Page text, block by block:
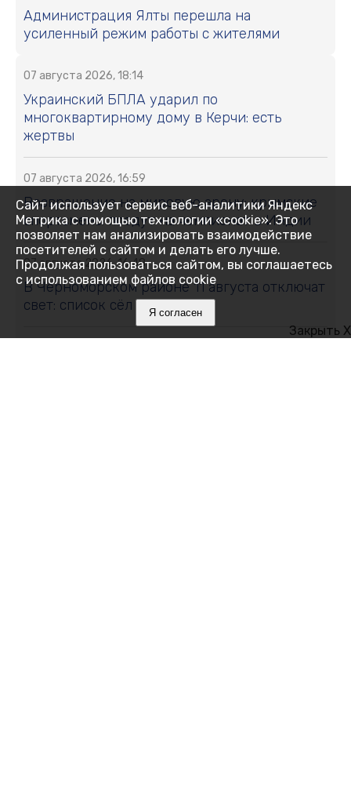
Администрация Ялты перешла на
усиленный режим работы с жителями
07 августа 2026, 18:14
Украинский БПЛА ударил по
многоквартирному дому в Керчи: есть
жертвы
07 августа 2026, 16:59
Возвращение на мировую арену: крымские
спортсмены поедут на чемпионат в Индии
07 августа 2026, 16:48
В Черноморском районе 11 августа отключат
свет: список сёл и улиц
Закрыть X
Сайт использует сервис веб-аналитики Яндекс
Метрика с помощью технологии «cookie». Это
позволяет нам анализировать взаимодействие
посетителей с сайтом и делать его лучше.
Продолжая пользоваться сайтом, вы соглашаетесь
с использованием файлов cookie
Я согласен